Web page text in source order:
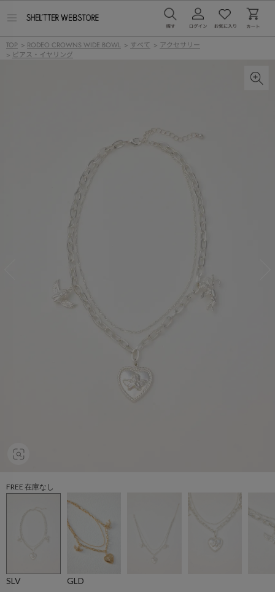
ー
を
TOP > RODEO CROWNS WIDE BOWL > すべて > アクセサリー
> ピアス・イヤリング
FREE 在庫なし
SLV GLD